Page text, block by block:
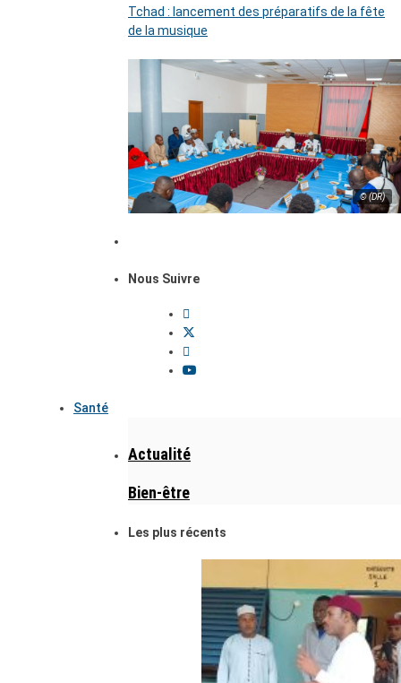
Tchad : lancement des préparatifs de la fête
de la musique
© (DR)
Nous Suivre
Santé
Actualité
Bien-être
Les plus récents